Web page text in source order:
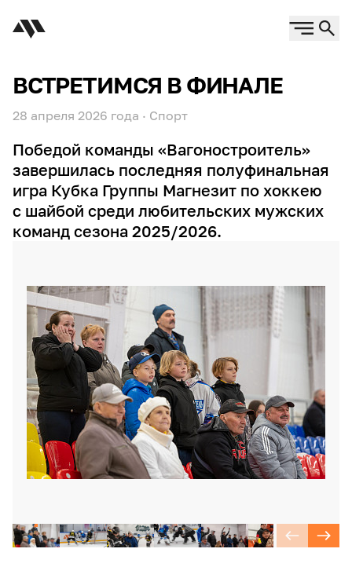
ВСТРЕТИМСЯ В ФИНАЛЕ
28 апреля 2026 года · Спорт
Победой команды «Вагоностроитель»
завершилась последняя полуфинальная
игра Кубка Группы Магнезит по хоккею
с шайбой среди любительских мужских
команд сезона 2025/2026.